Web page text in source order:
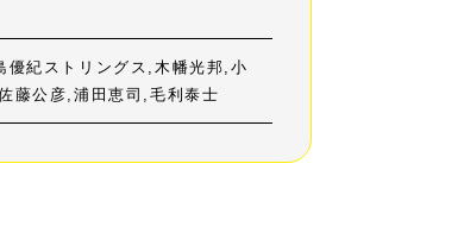
優紀ストリングス,木幡光邦,小
藤公彦,浦田恵司,毛利泰士